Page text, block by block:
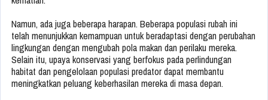
Namun, ada juga beberapa harapan. Beberapa populasi rubah ini
telah menunjukkan kemampuan untuk beradaptasi dengan perubahan
lingkungan dengan mengubah pola makan dan perilaku mereka.
Selain itu, upaya konservasi yang berfokus pada perlindungan
habitat dan pengelolaan populasi predator dapat membantu
meningkatkan peluang keberhasilan mereka di masa depan.